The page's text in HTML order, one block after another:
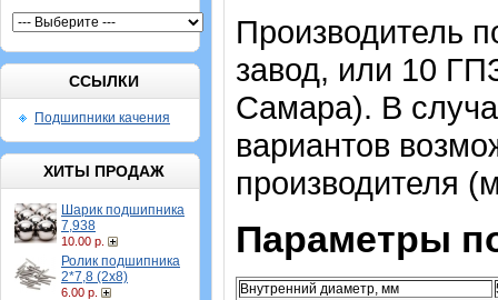
ССЫЛКИ
Подшипники качения
ХИТЫ ПРОДАЖ
Шарик подшипника
7,938
10.00 р.
Ролик подшипника
2*7,8 (2х8)
6.00 р.
Производитель
завод, или 10
Самара). В
вариантов
производителя
Параметры
Внутренний диаметр, мм